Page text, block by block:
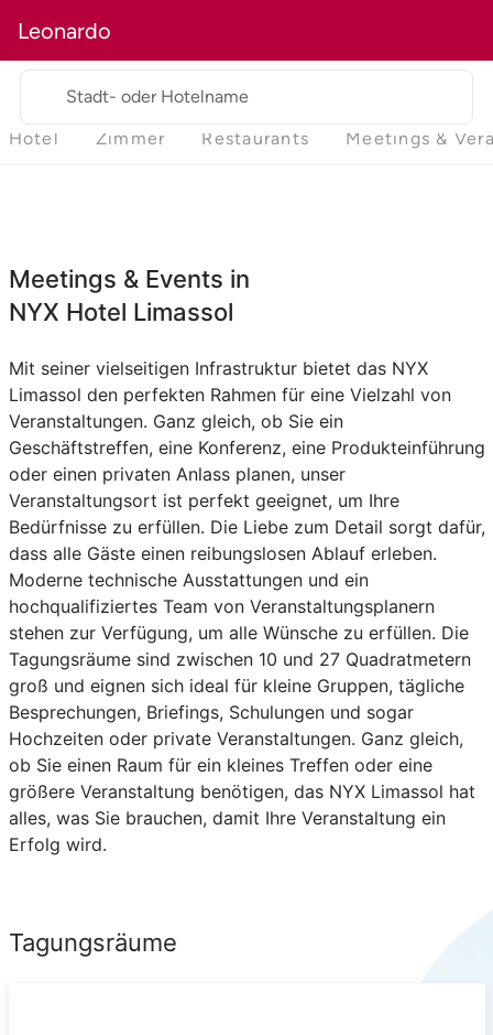
Leonardo
Stadt- oder Hotelname
Hotel Zimmer Restaurants Meetings &
Meetings & Events in
NYX Hotel Limassol
Mit seiner vielseitigen Infrastruktur bietet das NYX
Limassol den perfekten Rahmen für eine Vielzahl von
Veranstaltungen. Ganz gleich, ob Sie ein
Geschäftstreffen, eine Konferenz, eine Produkteinführung
oder einen privaten Anlass planen, unser
Veranstaltungsort ist perfekt geeignet, um Ihre
Bedürfnisse zu erfüllen. Die Liebe zum Detail sorgt dafür,
dass alle Gäste einen reibungslosen Ablauf erleben.
Moderne technische Ausstattungen und ein
hochqualifiziertes Team von Veranstaltungsplanern
stehen zur Verfügung, um alle Wünsche zu erfüllen. Die
Tagungsräume sind zwischen 10 und 27 Quadratmetern
groß und eignen sich ideal für kleine Gruppen, tägliche
Besprechungen, Briefings, Schulungen und sogar
Hochzeiten oder private Veranstaltungen. Ganz gleich,
ob Sie einen Raum für ein kleines Treffen oder eine
größere Veranstaltung benötigen, das NYX Limassol hat
alles, was Sie brauchen, damit Ihre Veranstaltung ein
Erfolg wird.
Tagungsräume